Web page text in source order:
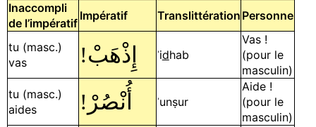
Inaccompli
de l’impératif
Impératif Translittération Personne
tu (masc.)
vas
!إِذْهَبْ ʾidhab
Vas !
(pour le
masculin)
tu (masc.)
aides
! أُنْصُرْ ʾunṣur
Aide !
(pour le
masculin)